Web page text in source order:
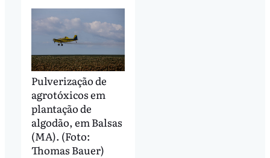
Pulverização de
agrotóxicos em
plantação de
algodão, em Balsas
(MA). (Foto:
Thomas Bauer)